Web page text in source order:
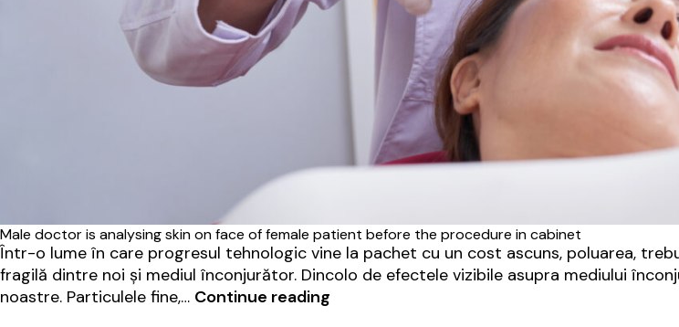
Male doctor is analysing skin on face of female patient before the procedure in cabinet
Într-o lume în care progresul tehnologic vine la pachet cu un cost ascuns, poluarea,
fragilă dintre noi și mediul înconjurător. Dincolo de efectele vizibile asupra mediului
noastre. Particulele fine,… Continue reading